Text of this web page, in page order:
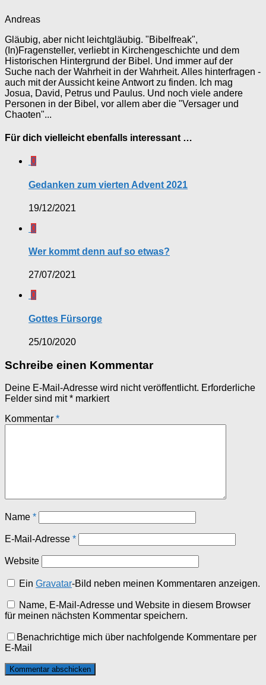
Andreas
Gläubig, aber nicht leichtgläubig. "Bibelfreak",
(In)Fragensteller, verliebt in Kirchengeschichte und dem
Historischen Hintergrund der Bibel. Und immer auf der
Suche nach der Wahrheit in der Wahrheit. Alles hinterfragen -
auch mit der Aussicht keine Antwort zu finden. Ich mag
Josua, David, Petrus und Paulus. Und noch viele andere
Personen in der Bibel, vor allem aber die "Versager und
Chaoten"...
Für dich vielleicht ebenfalls interessant …
0
Gedanken zum vierten Advent 2021
19/12/2021
0
Wer kommt denn auf so etwas?
27/07/2021
0
Gottes Fürsorge
25/10/2020
Schreibe einen Kommentar
Deine E-Mail-Adresse wird nicht veröffentlicht. Erforderliche
Felder sind mit* markiert
Kommentar *
Name *
E-Mail-Adresse *
Website
EinGravatar-Bild neben meinen Kommentaren anzeigen.
Name, E-Mail-Adresse und Website in diesem Browser
für meinen nächsten Kommentar speichern.
Benachrichtige mich über nachfolgende Kommentare per
E-Mail